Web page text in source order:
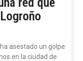
asestado un golpe
en la ciudad de